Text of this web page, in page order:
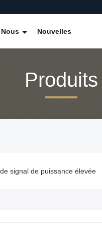
Nouvelles
Produits
de signal brouilleur